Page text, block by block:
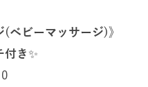
(ベビーマッサージ)》
付き✨
0